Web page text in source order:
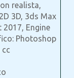
realista,
3D, 3ds Max
2017, Engine
Photoshop